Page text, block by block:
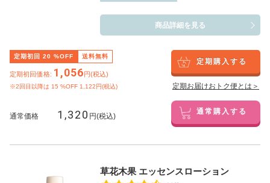
商品詳細を見る
定期初回 20 %OFF 送料無料
定期初回価格: 1,056円(税込)
※2回目以降は 15 %OFF 1,122円(税込)
定期購入する
定期お届けおトク便とは＞
通常価格 1,320 円(税込) 通常購入する
草花木果 エッセンスローション